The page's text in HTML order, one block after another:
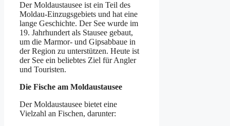
Der Moldaustausee ist ein Teil des
Moldau-Einzugsgebiets und hat eine
lange Geschichte. Der See wurde im
19. Jahrhundert als Stausee gebaut,
um die Marmor- und Gipsabbaue in
der Region zu unterstützen. Heute ist
der See ein beliebtes Ziel für Angler
und Touristen.
Die Fische am Moldaustausee
Der Moldaustausee bietet eine
Vielzahl an Fischen, darunter: